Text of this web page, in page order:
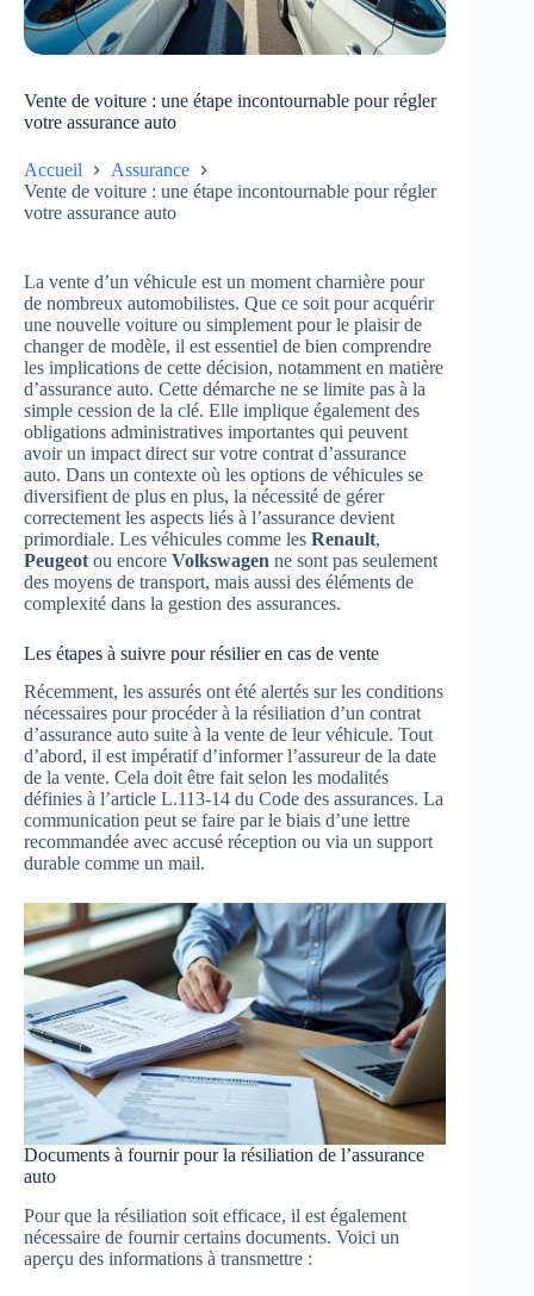
Vente de voiture : une étape incontournable pour régler
votre assurance auto
Accueil
Assurance
Vente de voiture : une étape incontournable pour régler
votre assurance auto
La vente d’un véhicule est un moment charnière pour
de nombreux automobilistes. Que ce soit pour acquérir
une nouvelle voiture ou simplement pour le plaisir de
changer de modèle, il est essentiel de bien comprendre
les implications de cette décision, notamment en matière
d’assurance auto. Cette démarche ne se limite pas à la
simple cession de la clé. Elle implique également des
obligations administratives importantes qui peuvent
avoir un impact direct sur votre contrat d’assurance
auto. Dans un contexte où les options de véhicules se
diversifient de plus en plus, la nécessité de gérer
correctement les aspects liés à l’assurance devient
primordiale. Les véhicules comme les Renault,
Peugeot ou encore Volkswagen ne sont pas seulement
des moyens de transport, mais aussi des éléments de
complexité dans la gestion des assurances.
Les étapes à suivre pour résilier en cas de vente
Récemment, les assurés ont été alertés sur les conditions
nécessaires pour procéder à la résiliation d’un contrat
d’assurance auto suite à la vente de leur véhicule. Tout
d’abord, il est impératif d’informer l’assureur de la date
de la vente. Cela doit être fait selon les modalités
définies à l’article L.113-14 du Code des assurances. La
communication peut se faire par le biais d’une lettre
recommandée avec accusé réception ou via un support
durable comme un mail.
Documents à fournir pour la résiliation de l’assurance
auto
Pour que la résiliation soit efficace, il est également
nécessaire de fournir certains documents. Voici un
aperçu des informations à transmettre :